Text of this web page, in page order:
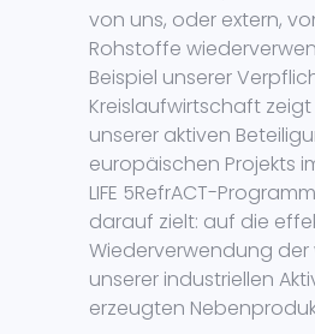
von uns, oder extern,
Rohstoffe
Beispiel unserer
Kreislaufwirtschaft
unserer aktiven
europäischen Projekts
LIFE 5RefrACT-
darauf zielt: auf die
Wiederverwendung
unserer industriellen
erzeugten